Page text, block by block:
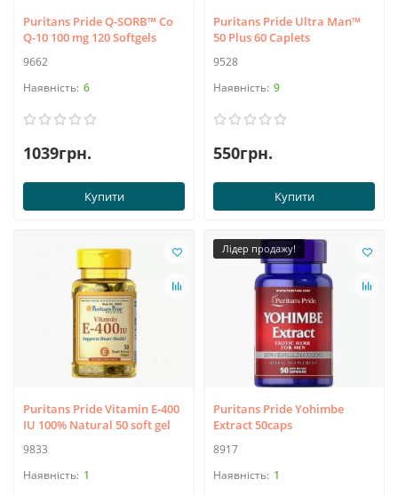
Puritans Pride Q-SORB™ Co
Q-10 100 mg 120 Softgels
9662
6
1039грн.
Купити
Puritans Pride Ultra Man™
50 Plus 60 Caplets
9528
9
550грн.
Купити
Puritans Pride Vitamin E-400
IU 100% Natural 50 soft gel
9833
1
Лідер продажу!
Puritans Pride Yohimbe
Extract 50caps
8917
1